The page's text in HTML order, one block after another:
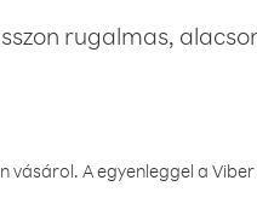
rugalmas,
vásárol. A egyenleggel a